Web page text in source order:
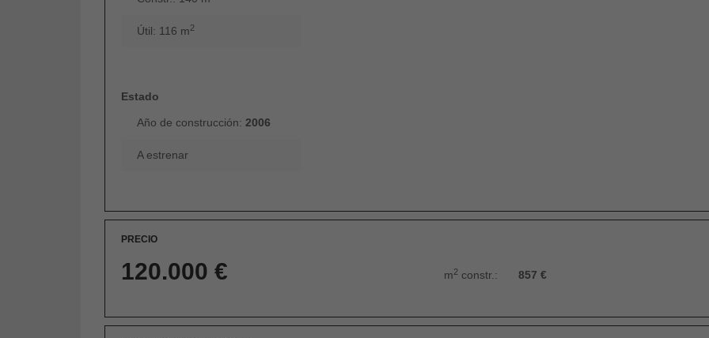
Útil: 116 m2
Estado
Año de construcción: 2006
A estrenar
PRECIO
120.000 € m2constr.: 857 €